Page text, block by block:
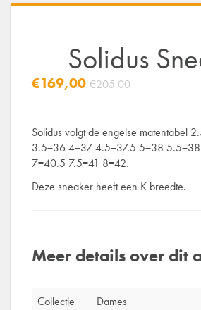
Solidus
€169,00 €205,00
Solidus volgt de engelse matentabel
3.5=36 4=37 4.5=37.5 5=38
7=40.5 7.5=41 8=42.
Deze sneaker heeft een K breedte.
Meer details over dit
Collectie
Dames